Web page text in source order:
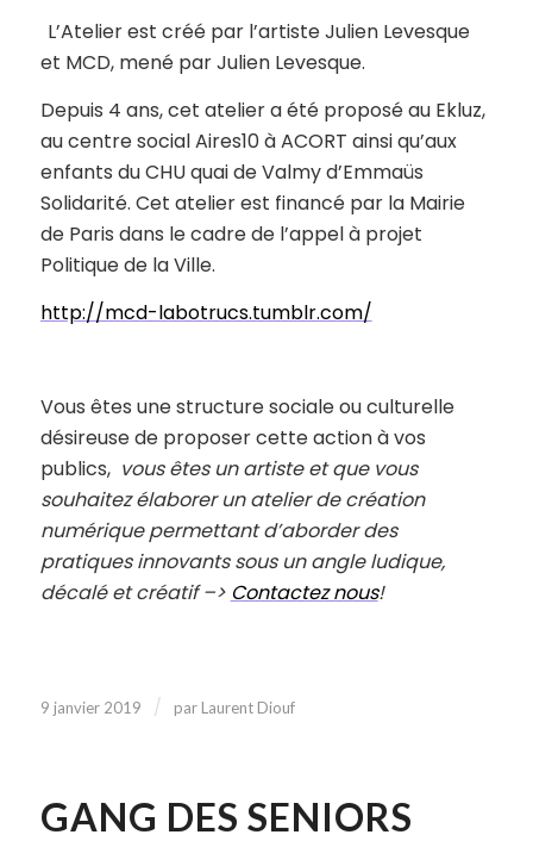
L’Atelier est créé par l’artiste Julien Levesque
et MCD, mené par Julien Levesque.
Depuis 4 ans, cet atelier a été proposé au Ekluz,
au centre social Aires10 à ACORT ainsi qu’aux
enfants du CHU quai de Valmy d’Emmaüs
Solidarité. Cet atelier est financé par la Mairie
de Paris dans le cadre de l’appel à projet
Politique de la Ville.
http://mcd-labotrucs.tumblr.com/
Vous êtes une structure sociale ou culturelle
désireuse de proposer cette action à vos
publics, vous êtes un artiste et que vous
souhaitez élaborer un atelier de création
numérique permettant d’aborder des
pratiques innovants sous un angle ludique,
décalé et créatif –> Contactez nous!
9 janvier 2019 / par Laurent Diouf
GANG DES SENIORS